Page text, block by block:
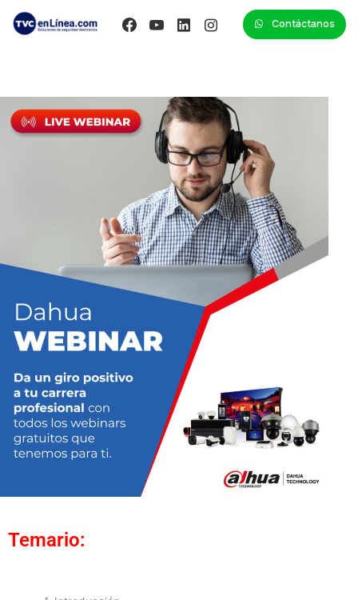
Contáctanos
Temario: